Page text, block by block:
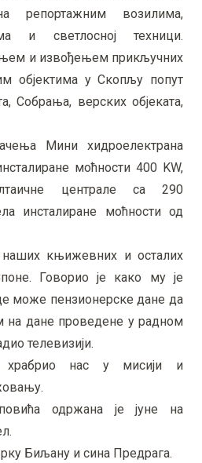
репортажним возилима,
и светлосној техници.
и извођењем прикључних
објектима у Скопљу попут
Собрања, верских објеката,
Мини хидроелектрана
моћности 400 KW,
централе са 290
инсталиране моћности од
књижевних и осталих
Говорио је како му је
може пензионерске дане да
на дане проведене у радном
телевизији.
храбрио нас у мисији и
одржана је јуне на
Биљану и сина Предрага.